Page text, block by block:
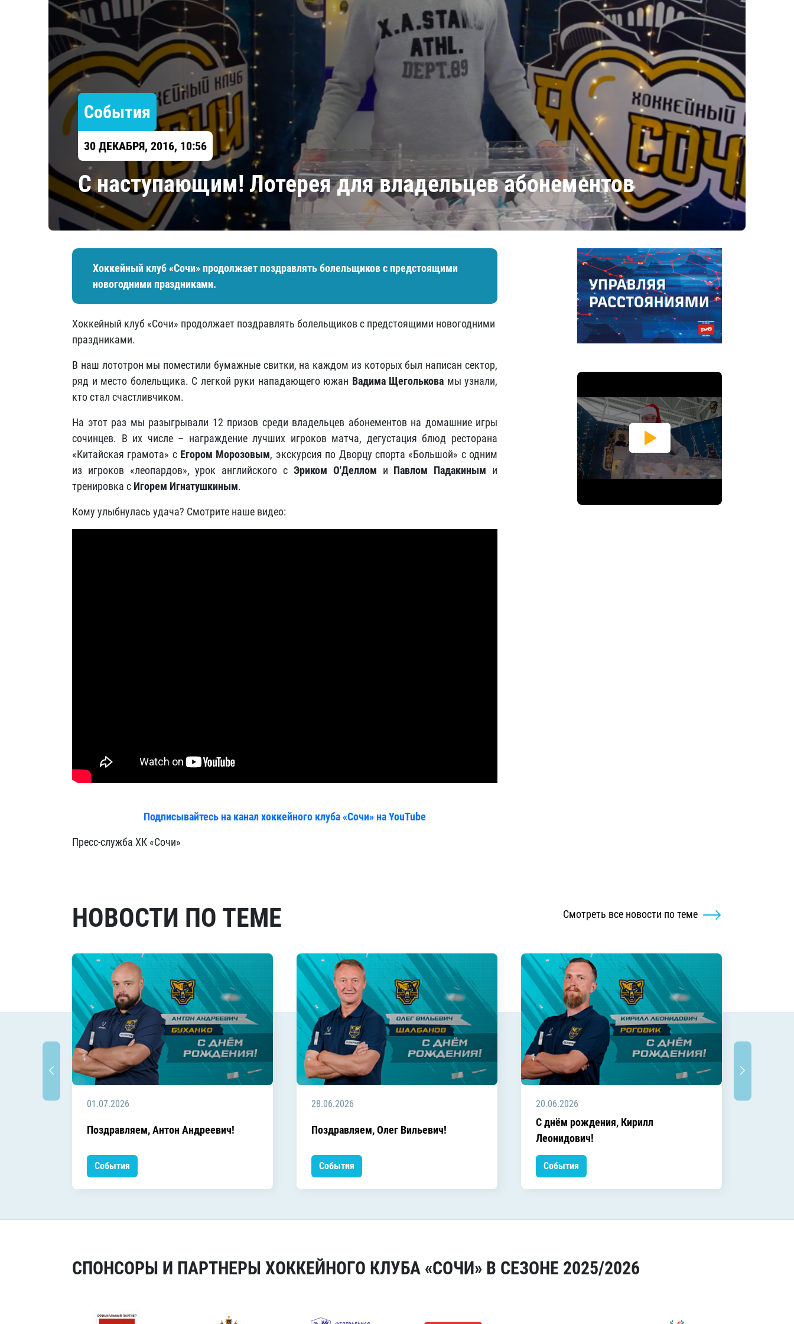
Локомотив
Северсталь
ЦСКА
Шанхайские Драконы
Амур
Барыс
Сибирь
События
30 ДЕКАБРЯ, 2016, 10:56
С наступающим! Лотерея для владельцев абонементов
Хоккейный клуб «Сочи» продолжает поздравлять болельщиков с предстоящими
новогодними праздниками.
Хоккейный клуб «Сочи» продолжает поздравлять болельщиков с предстоящими новогодними
праздниками.
В наш лототрон мы поместили бумажные свитки, на каждом из которых был написан сектор,
ряд и место болельщика. С легкой руки нападающего южан Вадима Щеголькова мы узнали,
кто стал счастливчиком.
На этот раз мы разыгрывали 12 призов среди владельцев абонементов на домашние игры
сочинцев. В их числе – награждение лучших игроков матча, дегустация блюд ресторана
«Китайская грамота» с Егором Морозовым, экскурсия по Дворцу спорта «Большой» с одним
из игроков «леопардов», урок английского с Эриком О'Деллом и Павлом Падакиным и
тренировка с Игорем Игнатушкиным.
Кому улыбнулась удача? Смотрите наше видео:
Подписывайтесь на канал хоккейного клуба «Сочи» на YouTube
Пресс-служба ХК «Сочи»
НОВОСТИ ПО ТЕМЕ Смотреть все новости по теме
01.07.2026
Поздравляем, Антон Андреевич!
События
28.06.2026
Поздравляем, Олег Вильевич!
События
20.06.2026
C днём рождения, Кирилл
Леонидович!
События
СПОНСОРЫ И ПАРТНЕРЫ ХОККЕЙНОГО КЛУБА «СОЧИ» В СЕЗОНЕ 2025/2026